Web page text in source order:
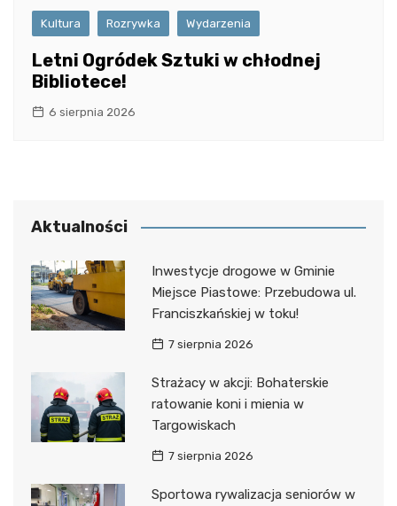
Kultura Rozrywka Wydarzenia
Letni Ogródek Sztuki w chłodnej
Bibliotece!
6 sierpnia 2026
Aktualności
Inwestycje drogowe w Gminie
Miejsce Piastowe: Przebudowa ul.
Franciszkańskiej w toku!
7 sierpnia 2026
Strażacy w akcji: Bohaterskie
ratowanie koni i mienia w
Targowiskach
7 sierpnia 2026
Sportowa rywalizacja seniorów w